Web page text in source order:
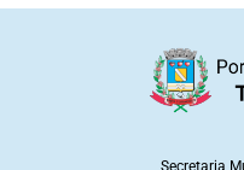
Secretaria